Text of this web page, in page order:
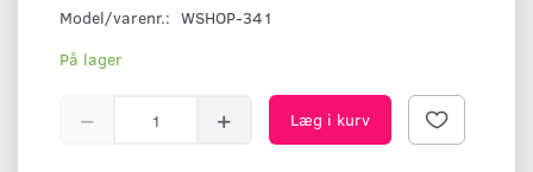
Model/varenr.: WSHOP-341
På lager
Læg i kurv